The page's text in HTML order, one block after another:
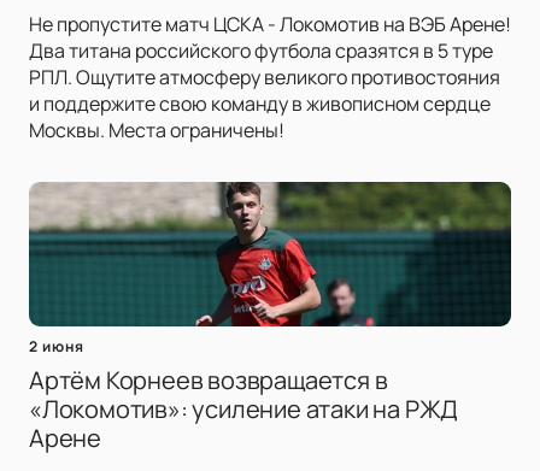
Не пропустите матч ЦСКА - Локомотив на ВЭБ Арене!
Два титана российского футбола сразятся в 5 туре
РПЛ. Ощутите атмосферу великого противостояния
и поддержите свою команду в живописном сердце
Москвы. Места ограничены!
2 июня
Артём Корнеев возвращается в
«Локомотив»: усиление атаки на РЖД
Арене